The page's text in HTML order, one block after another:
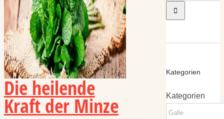
Die heilende
Kraft der Minze
Kategorien
Kategorien